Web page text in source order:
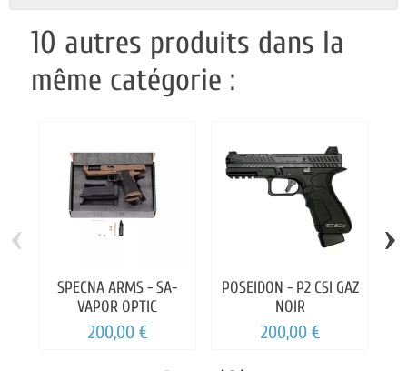
10 autres produits dans la
même catégorie :
SPECNA ARMS - SA-
VAPOR OPTIC
200,00 €
POSEIDON - P2 CSI GAZ
NOIR
200,00 €
‹ ›